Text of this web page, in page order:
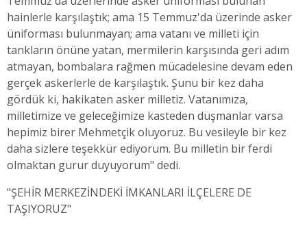
hainlerle karşılaştık; ama 15 Temmuz'da üzerinde asker
üniforması bulunmayan; ama vatanı ve milleti için
tankların önüne yatan, mermilerin karşısında geri adım
atmayan, bombalara rağmen mücadelesine devam eden
gerçek askerlerle de karşılaştık. Şunu bir kez daha
gördük ki, hakikaten asker milletiz. Vatanımıza,
milletimize ve geleceğimize kasteden düşmanlar varsa
hepimiz birer Mehmetçik oluyoruz. Bu vesileyle bir kez
daha sizlere teşekkür ediyorum. Bu milletin bir ferdi
olmaktan gurur duyuyorum" dedi.
"ŞEHİR MERKEZİNDEKİ İMKANLARI İLÇELERE DE
TAŞIYORUZ"